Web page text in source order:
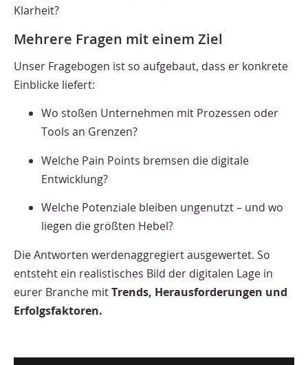
Klarheit?
Mehrere Fragen mit einem Ziel
Unser Fragebogen ist so aufgebaut, dass er konkrete
Einblicke liefert:
Wo stoßen Unternehmen mit Prozessen oder
Tools an Grenzen?
Welche Pain Points bremsen die digitale
Entwicklung?
Welche Potenziale bleiben ungenutzt – und wo
liegen die größten Hebel?
Die Antworten werdenaggregiert ausgewertet. So
entsteht ein realistisches Bild der digitalen Lage in
eurer Branche mitTrends, Herausforderungen und
Erfolgsfaktoren.